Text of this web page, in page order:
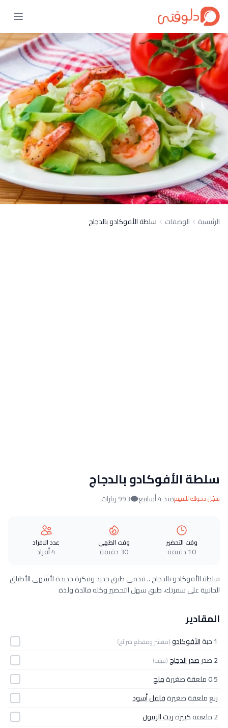
الرئيسية الوصفات سلطة الأفوكادو بالدجاج
سلطة الأفوكادو بالدجاج
سجّل دخولك للتقييممنذ 4 أسابيع 993 زيارات
وقت التحضير
10 دقيقة
وقت الطهي
30 دقيقة
عدد الافراد
4 أفراد
سلطة الأفوكادو بالدجاج .. قدمي طبق جديد وفكرة جديدة لأشهى الأطباق
الجانبية على سفرتك، طبق سهل التحضير وكله فائدة ولذة
المقادير
1 حبة الأفوكادو(مقشر ومقطع شرائح)
2 صدر صدر الدجاج(فيليه)
0.5 ملعقة صغيرة
ملح
ربع ملعقة صغيرةفلفل أسود
2 ملعقة كبيرة
زيت الزيتون